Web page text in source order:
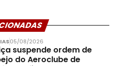
05/08/2026
suspende ordem de
do Aeroclube de